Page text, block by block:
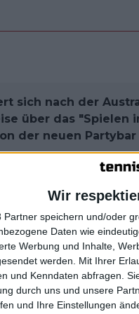
Wir
Partner speichern und/oder
Daten wie
Werbung und Inhalte,
werden. Mit Ihrer
und Kenndaten abfragen.
durch uns und unsere
und Ihre Einstellungen
sich nach der
über das "Spielen
der neuen Partybar
Spiel kritisierte
lärmend".
6] gespielt, es
zu konzentrieren,
dort zu spielen.
das in Zukunft